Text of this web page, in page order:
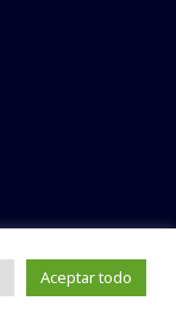
Aceptar todo